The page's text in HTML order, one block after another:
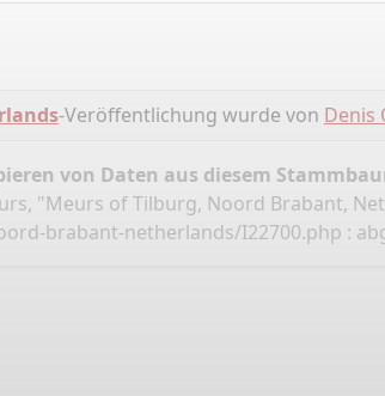
-Veröffentlichung wurde von Denis
von Daten aus diesem
"Meurs of Tilburg, Noord Brabant,
brabant-netherlands/I22700.php :